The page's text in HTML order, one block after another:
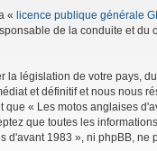
« licence publique générale
de la conduite et du
législation de votre pays,
et définitif et nous nous
« Les motos anglaises
que toutes les
1983 », ni phpBB, ne